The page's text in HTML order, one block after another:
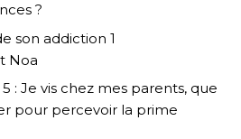
?
son addiction 1
Noa
: Je vis chez mes parents, que
pour percevoir la prime